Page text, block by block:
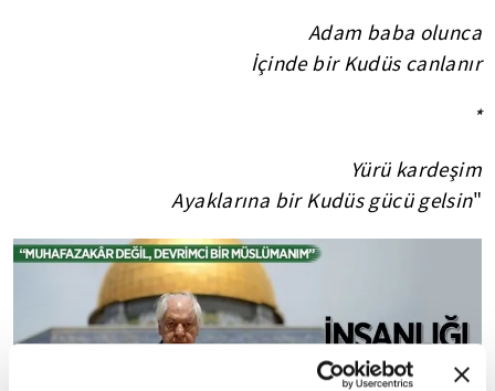
Adam baba olunca
İçinde bir Kudüs canlanır
*
Yürü kardeşim
Ayaklarına bir Kudüs gücü gelsin"